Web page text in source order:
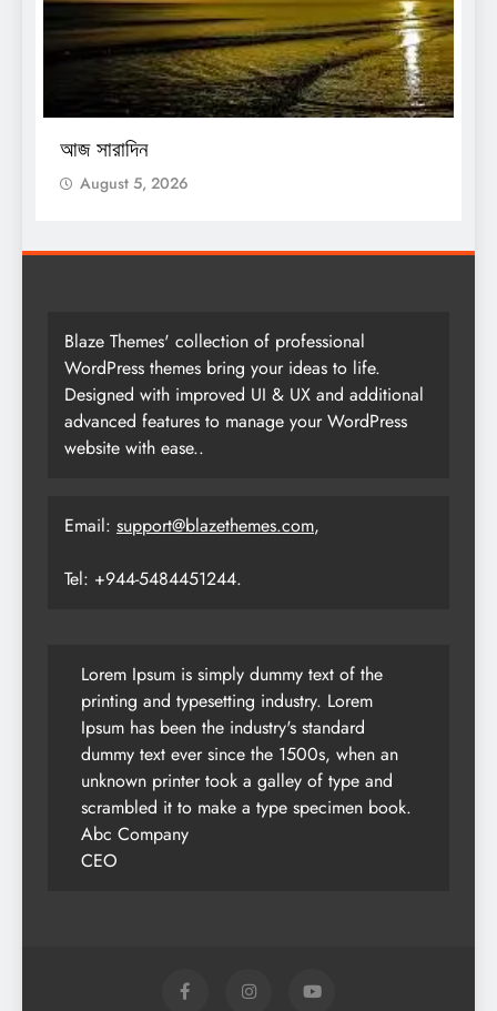
আজ সারাদিন
August 5, 2026
Blaze Themes' collection of professional
WordPress themes bring your ideas to life.
Designed with improved UI & UX and additional
advanced features to manage your WordPress
website with ease..
Email: support@blazethemes.com,
Tel: +944-5484451244.
Lorem Ipsum is simply dummy text of the
printing and typesetting industry. Lorem
Ipsum has been the industry's standard
dummy text ever since the 1500s, when an
unknown printer took a galley of type and
scrambled it to make a type specimen book.
Abc Company
CEO